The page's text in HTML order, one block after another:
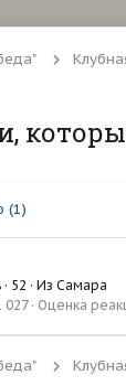
(1)
· 52 · Из Самара
027 Оценка